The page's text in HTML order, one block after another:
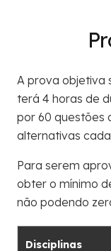
A prova objetiva
terá 4 horas de
por 60 questões
alternativas
Para serem
obter o mínimo
não podendo
Disciplinas